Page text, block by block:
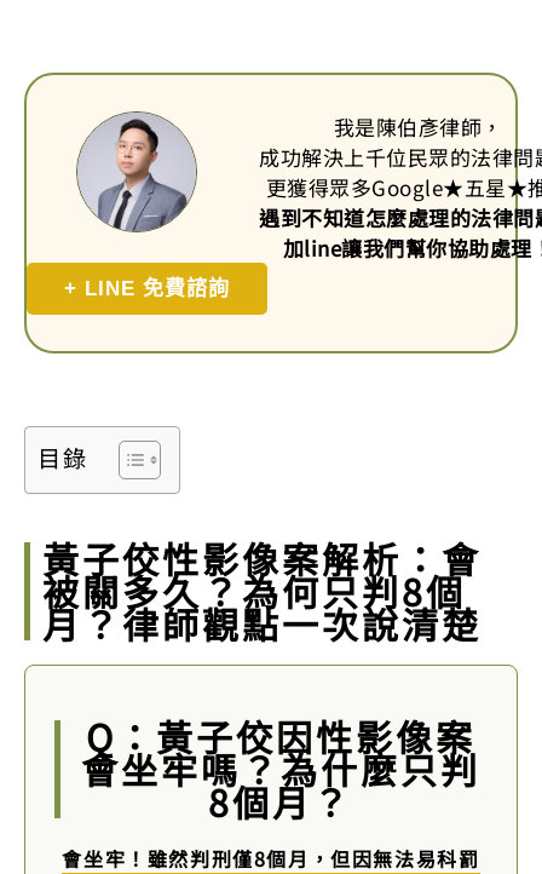
我是陳伯彥律師，
成功解決上千位民眾的法律問
更獲得眾多Google★五星★
遇到不知道怎麼處理的法律問
加line讓我們幫你協助處理
+ LINE 免費諮詢
目錄
黃子佼性影像案解析：會
被關多久？為何只判8個
月？律師觀點一次說清楚
Q：黃子佼因性影像案
會坐牢嗎？為什麼只判
8個月？
會坐牢！雖然判刑僅8個月，但因無法易科罰